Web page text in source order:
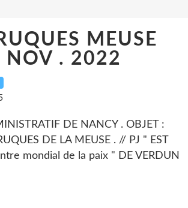
MEUSE
NOV . 2022
DE NANCY . OBJET :
DE LA MEUSE . // PJ " EST
mondial de la paix " DE VERDUN